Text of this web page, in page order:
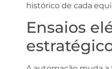
histórico de cada
Ensaios